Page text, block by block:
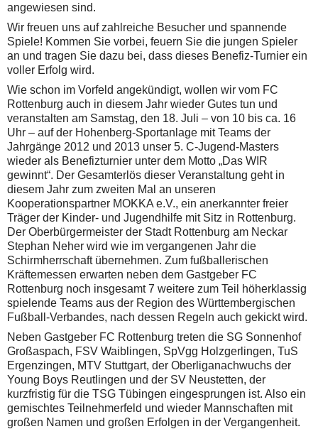
angewiesen sind.
Wir freuen uns auf zahlreiche Besucher und spannende
Spiele! Kommen Sie vorbei, feuern Sie die jungen Spieler
an und tragen Sie dazu bei, dass dieses Benefiz-Turnier ein
voller Erfolg wird.
Wie schon im Vorfeld angekündigt, wollen wir vom FC
Rottenburg auch in diesem Jahr wieder Gutes tun und
veranstalten am Samstag, den 18. Juli – von 10 bis ca. 16
Uhr – auf der Hohenberg-Sportanlage mit Teams der
Jahrgänge 2012 und 2013 unser 5. C-Jugend-Masters
wieder als Benefizturnier unter dem Motto „Das WIR
gewinnt“. Der Gesamterlös dieser Veranstaltung geht in
diesem Jahr zum zweiten Mal an unseren
Kooperationspartner MOKKA e.V., ein anerkannter freier
Träger der Kinder- und Jugendhilfe mit Sitz in Rottenburg.
Der Oberbürgermeister der Stadt Rottenburg am Neckar
Stephan Neher wird wie im vergangenen Jahr die
Schirmherrschaft übernehmen. Zum fußballerischen
Kräftemessen erwarten neben dem Gastgeber FC
Rottenburg noch insgesamt 7 weitere zum Teil höherklassig
spielende Teams aus der Region des Württembergischen
Fußball-Verbandes, nach dessen Regeln auch gekickt wird.
Neben Gastgeber FC Rottenburg treten die SG Sonnenhof
Großaspach, FSV Waiblingen, SpVgg Holzgerlingen, TuS
Ergenzingen, MTV Stuttgart, der Oberliganachwuchs der
Young Boys Reutlingen und der SV Neustetten, der
kurzfristig für die TSG Tübingen eingesprungen ist. Also ein
gemischtes Teilnehmerfeld und wieder Mannschaften mit
großen Namen und großen Erfolgen in der Vergangenheit.